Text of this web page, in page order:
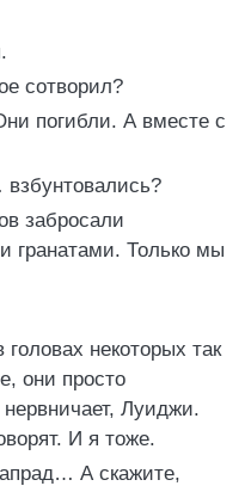
сотворил?
погибли. А вместе с
забросали
гранатами. Только мы
некоторых так
они просто
Луиджи.
И я тоже.
А скажите,